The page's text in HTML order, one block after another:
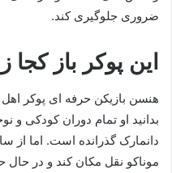
ضروری جلوگیری کند.
این پوکر باز
هنسن بازیکن حرفه ای پوکر
بدانید او تمام دوران کودکی و
موناکو نقل مکان کند و در حال